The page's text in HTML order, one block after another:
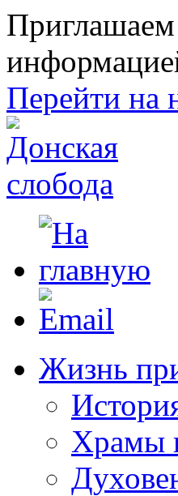
Приглашаем
Перейти на
Жизнь
Храмы